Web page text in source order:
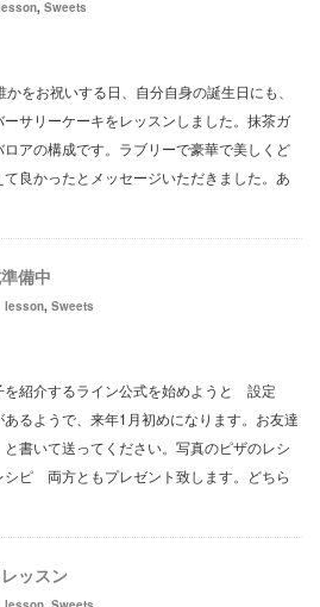
, Sweets
をお祝いする日、自分自身の誕生日にも、
サリーケーキをレッスンしました。抹茶ガ
アの構成です。ラブリーで豪華で美しくど
良かったとメッセージいただきました。あ
備中
lesson, Sweets
を紹介するライン公式を始めようと 設定
るようで、来年1月初めになります。お友達
書いて送ってください。写真のピザのレシ
シピ 両方ともプレゼント致します。どちら
ッスン